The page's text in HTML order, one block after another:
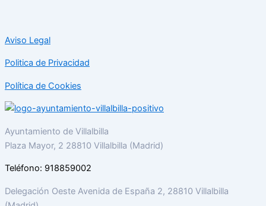
Aviso Legal
Politica de Privacidad
Política de Cookies
Ayuntamiento de Villalbilla
Plaza Mayor, 2 28810 Villalbilla (Madrid)
Teléfono: 918859002
Delegación Oeste Avenida de España 2, 28810 Villalbilla